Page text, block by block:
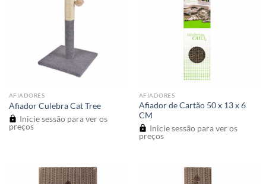
AFIADORES
Afiador Culebra Cat Tree
Inicie sessão para ver os
preços
AFIADORES
Afiador de Cartão 50 x 13 x 6
CM
Inicie sessão para ver os
preços